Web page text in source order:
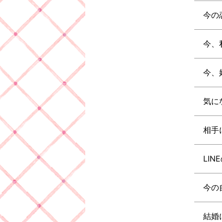
今の
今、
今、
気に
相手
今の
結婚